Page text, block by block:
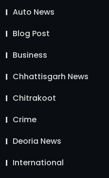
Auto News
Blog Post
Business
Chhattisgarh News
Chitrakoot
Crime
Deoria News
International